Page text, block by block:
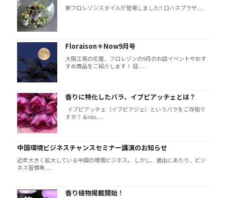
新フロレゾンスタイルが登場しました‼️ ロハスプラザ.....
Floraison＊Now9月号
大阪江坂の花屋、フロレゾンの9月のお店イベントやおす
すめ商品をご紹介します！ 目.....
香りに特化したバラ、イブピアッチェとは？
イブピアッチェ（イブピアジェ）というバラをご存知で
すか？ &nbs.....
中国環境ビジネスチャンスセミナー講演のお知らせ
近年大きく拡大している中国の環境ビジネス。 しかし、進出にあたり、ビジ
ネス習慣等.....
香り植物掲載開始！